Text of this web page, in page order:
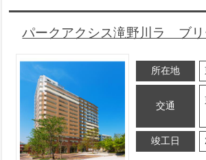
パークアクシス滝野川ラ ブ
所在地
交通
竣工日